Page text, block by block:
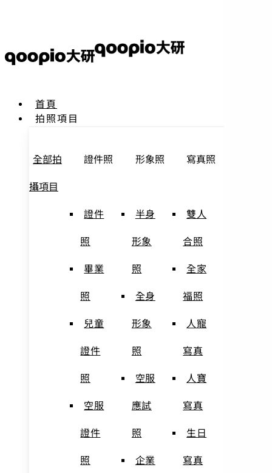
首頁
拍照項目
全部拍
攝項目
證件照
證件
照
畢業
照
兒童
證件
照
空服
證件
照
形象照
半身
形象
照
全身
形象
照
空服
應試
照
企業
寫真照
雙人
合照
全家
福照
人寵
寫真
人寶
寫真
生日
寫真